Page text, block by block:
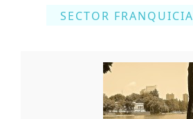
SECTOR FRANQUICIA